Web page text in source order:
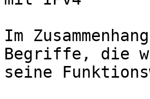
Im
Begriffe, die
seine